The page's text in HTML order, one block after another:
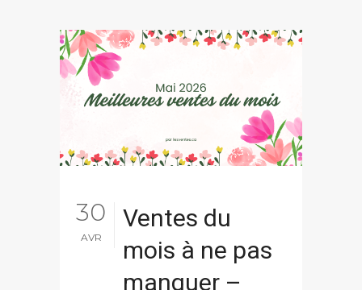
30
AVR
Ventes du
mois à ne pas
manquer –